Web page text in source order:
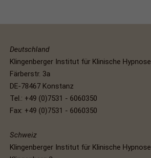
Deutschland
Klingenberger Institut für Klinische Hypnose
Färberstr. 3a
DE-78467 Konstanz
Tel.: +49 (0)7531 - 6060350
Fax: +49 (0)7531 - 6060350
Schweiz
Klingenberger Institut für Klinische Hypnose